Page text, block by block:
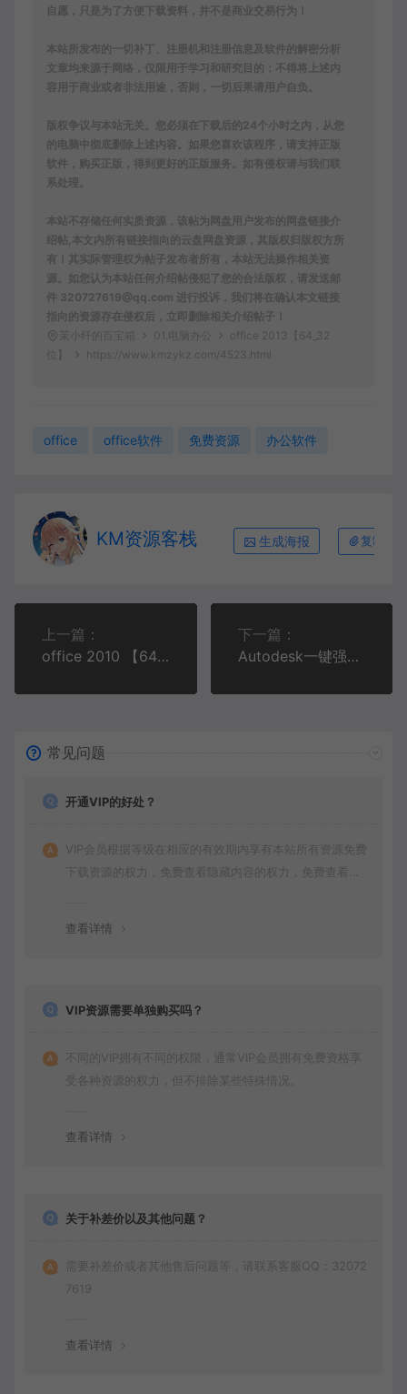
自愿，只是为了方便下载资料，并不是商业交易行为！
本站所发布的一切补丁、注册机和注册信息及软件的解密分析
文章均来源于网络，仅限用于学习和研究目的；不得将上述内
容用于商业或者非法用途，否则，一切后果请用户自负。
版权争议与本站无关。您必须在下载后的24个小时之内，从您
的电脑中彻底删除上述内容。如果您喜欢该程序，请支持正版
软件，购买正版，得到更好的正版服务。如有侵权请与我们联
系处理。
本站不存储任何实质资源，该帖为网盘用户发布的网盘链接介
绍帖,本文内所有链接指向的云盘网盘资源，其版权归版权方所
有！其实际管理权为帖子发布者所有，本站无法操作相关资
源。如您认为本站任何介绍帖侵犯了您的合法版权，请发送邮
件 320727619@qq.com 进行投诉，我们将在确认本文链接
指向的资源存在侵权后，立即删除相关介绍帖子！
茉小纤的百宝箱
01.电脑办公
office 2013【64_32
位】
https://www.kmzykz.com/4523.html
office office软件 免费资源 办公软件
KM资源客栈 生成海报 复制本
上一篇：
office 2010 【64_32位】
下一篇：
Autodesk一键强力卸载修复工具！！！
常见问题
开通VIP的好处？
VIP会员根据等级在相应的有效期内享有本站所有资源免费
下载资源的权力，免费查看隐藏内容的权力，免费查看视
查看详情
VIP资源需要单独购买吗？
不同的VIP拥有不同的权限，通常VIP会员拥有免费资格享
受各种资源的权力，但不排除某些特殊情况。
查看详情
关于补差价以及其他问题？
需要补差价或者其他售后问题等，请联系客服QQ：32072
7619
查看详情